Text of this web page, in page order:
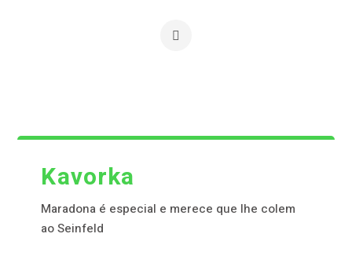
Kavorka
Maradona é especial e merece que lhe colem
ao Seinfeld